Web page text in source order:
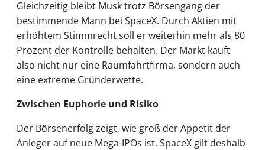
Gleichzeitig bleibt Musk trotz Börsengang der
bestimmende Mann bei SpaceX. Durch Aktien mit
erhöhtem Stimmrecht soll er weiterhin mehr als 80
Prozent der Kontrolle behalten. Der Markt kauft
also nicht nur eine Raumfahrtfirma, sondern auch
eine extreme Gründerwette.
Zwischen Euphorie und Risiko
Der Börsenerfolg zeigt, wie groß der Appetit der
Anleger auf neue Mega-IPOs ist. SpaceX gilt deshalb